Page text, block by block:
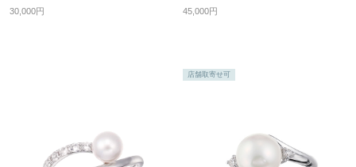
30,000円 45,000円
店舗取寄せ可